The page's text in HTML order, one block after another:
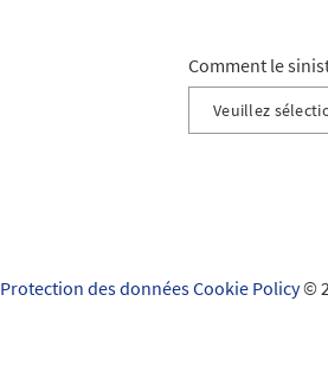
Comment le
Veuillez
Protection des donnéesCookie Policy©